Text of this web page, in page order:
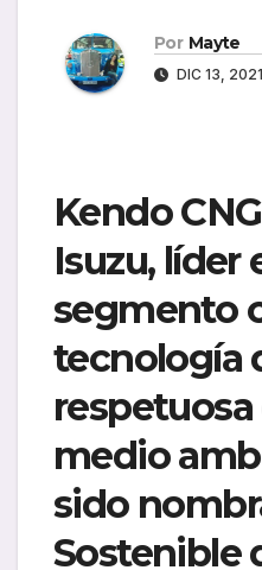
Por Mayte
DIC 13, 2021
Kendo
Isuzu, líder
segmento
tecnología
medio
sido
Sostenible